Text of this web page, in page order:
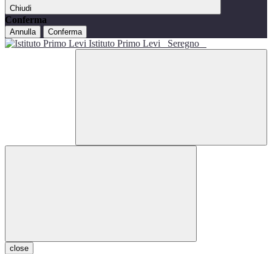
Chiudi
Conferma
Annulla Conferma
Istituto Primo Levi Seregno
close